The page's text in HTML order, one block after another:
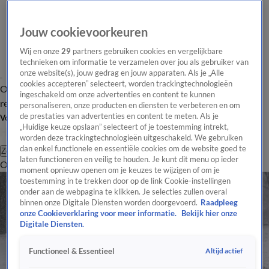
Overzicht Laatste nieuws Regionieuws Het beste van Hart
Tip de
redactie
Volg Hart van Nederland
Zoeken
OverzichtRegioUitzendingenWeerTip de redactiePanelVideo's
Jouw cookievoorkeuren
Wij en onze29 partners gebruiken cookies en vergelijkbare
technieken om informatie te verzamelen over jou als gebruiker van
onze website(s), jouw gedrag en jouw apparaten. Als je „Alle
cookies accepteren” selecteert, worden trackingtechnologieën
ingeschakeld om onze advertenties en content te kunnen
personaliseren, onze producten en diensten te verbeteren en om
de prestaties van advertenties en content te meten. Als je
„Huidige keuze opslaan” selecteert of je toestemming intrekt,
worden deze trackingtechnologieën uitgeschakeld. We gebruiken
dan enkel functionele en essentiële cookies om de website goed te
laten functioneren en veilig te houden. Je kunt dit menu op ieder
moment opnieuw openen om je keuzes te wijzigen of om je
toestemming in te trekken door op de link Cookie-instellingen
onder aan de webpagina te klikken. Je selecties zullen overal
binnen onze Digitale Diensten worden doorgevoerd. Raadpleeg
onze Cookieverklaring voor meer informatie.
Bekijk hier onze
Digitale Diensten.
Functioneel & Essentieel Altijd actief